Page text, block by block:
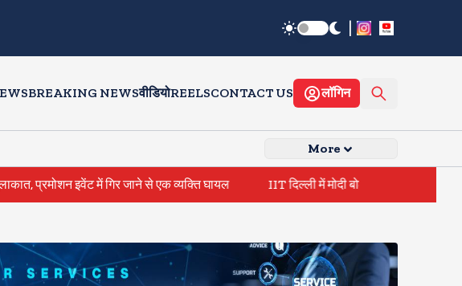
|
BREAKING NEWSवीडियोREELSCONTACT US लॉगिन
More
जाने से एक व्यक्ति घायल IIT दिल्ली में मोदी बोले, मैं तो बाबा बागेश्वर नहीं हूं, छात्रों को दी इस